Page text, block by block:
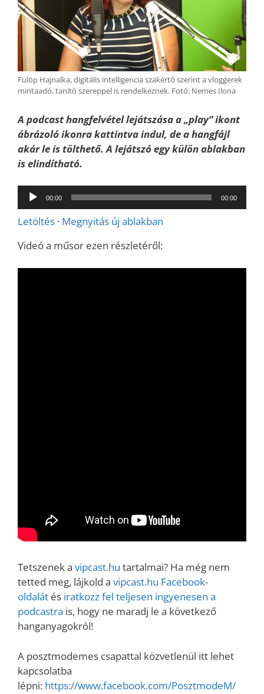
Fülöp Hajnalka, digitális intelligencia szakértő szerint a vloggerek
mintaadó, tanító szereppel is rendelkeznek. Fotó: Nemes Ilona
A podcast hangfelvétel lejátszása a „play” ikont
ábrázoló ikonra kattintva indul, de a hangfájl
akár le is tölthető. A lejátszó egy külön ablakban
is elindítható.
Audió
lejátszó
00:00 00:00
Letöltés · Megnyitás új ablakban
Videó a műsor ezen részletéről:
Tetszenek a vipcast.hu tartalmai? Ha még nem
tetted meg, lájkold a vipcast.hu Facebook-
oldalát és iratkozz fel teljesen ingyenesen a
podcastra is, hogy ne maradj le a következő
hanganyagokról!
A posztmodemes csapattal közvetlenül itt lehet
kapcsolatba
lépni: https://www.facebook.com/PosztmodeM/